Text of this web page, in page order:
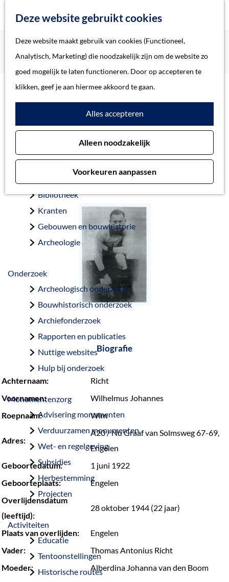
Deze website gebruikt cookies
Deze website maakt gebruik van cookies (Functioneel,
Analytisch, Marketing) die noodzakelijk zijn om de website zo
goed mogelijk te laten functioneren. Door op accepteren te
klikken, geef je aan hiermee akkoord te gaan.
Alles accepteren
Alleen noodzakelijk
Voorkeuren aanpassen
k
e
Home
Verhalen
Thema
Soort object
Collecties
Beeld en geluid
Bibliotheek
Kranten
Gebouwen en bouwhistorie
Archeologie
Onderzoek
Archeologisch onderzoek
Bouwhistorisch onderzoek
Archiefonderzoek
Rapporten en publicaties
Nuttige websites
Hulp bij onderzoek
Monumentenzorg
Advisering monumenten
Verduurzamen monumenten
Wet- en regelgeving
Subsidies
Herbestemming
Projecten
Activiteiten
Educatie
Tentoonstellingen
Historische routes
Home
Oorlogsslachtoffers 's-Hertogenbosch
Richt, Wilhelmus Johannes
Richt, Wilhelmus
Johannes
Biografie
Achternaam:
Richt
Voornamen:
Wilhelmus Johannes
Roepnaam:
Wim
Adres:
A20 / Nu Graaf van Solmsweg 67-69,
Engelen
Geboortedatum:
1 juni 1922
Geboorteplaats:
Engelen
Overlijdensdatum
(leeftijd):
28 oktober 1944 (22 jaar)
Plaats van overlijden:
Engelen
Vader:
Thomas Antonius Richt
Moeder:
Alberdina Johanna van den Boom